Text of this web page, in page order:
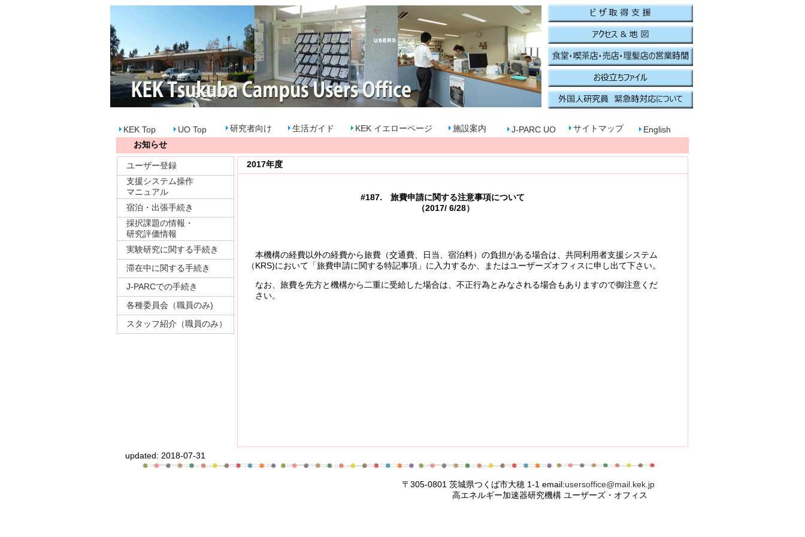
KEK Top UO Top 研究者向け 生活ガイド KEK イエローページ 施設案内 J-PARC UO サイトマップ
English
お知らせ
ユーザー登録
支援システム操作
マニュアル
宿泊・出張手続き
採択課題の情報・
研究評価情報
実験研究に関する手続き
滞在中に関する手続き
J-PARCでの手続き
各種委員会（職員のみ)
スタッフ紹介（職員のみ）
2017年度
#187. 旅費申請に関する注意事項について
（2017/ 6/28）
本機構の経費以外の経費から旅費（交通費、日当、宿泊料）の負担がある場合は、共同利用者支援システム
（KRS)において「旅費申請に関する特記事項」に入力するか、またはユーザーズオフィスに申し出て下さい。
なお、旅費を先方と機構から二重に受給した場合は、不正行為とみなされる場合もありますので御注意くだ
さい。
updated: 2018-07-31
〒305-0801 茨城県つくば市大穂 1-1 email:usersoffice@mail.kek.jp
高エネルギー加速器研究機構 ユーザーズ・オフィス